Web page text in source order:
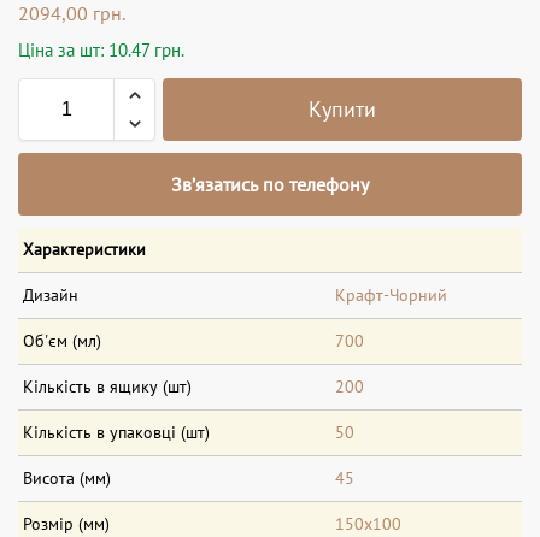
2094,00 грн.
Ціна за шт: 10.47 грн.
Купити
Зв’язатись по телефону
Характеристики
Дизайн Крафт-Чорний
Об'єм (мл) 700
Кількість в ящику (шт) 200
Кількість в упаковці (шт) 50
Висота (мм) 45
Розмір (мм) 150х100